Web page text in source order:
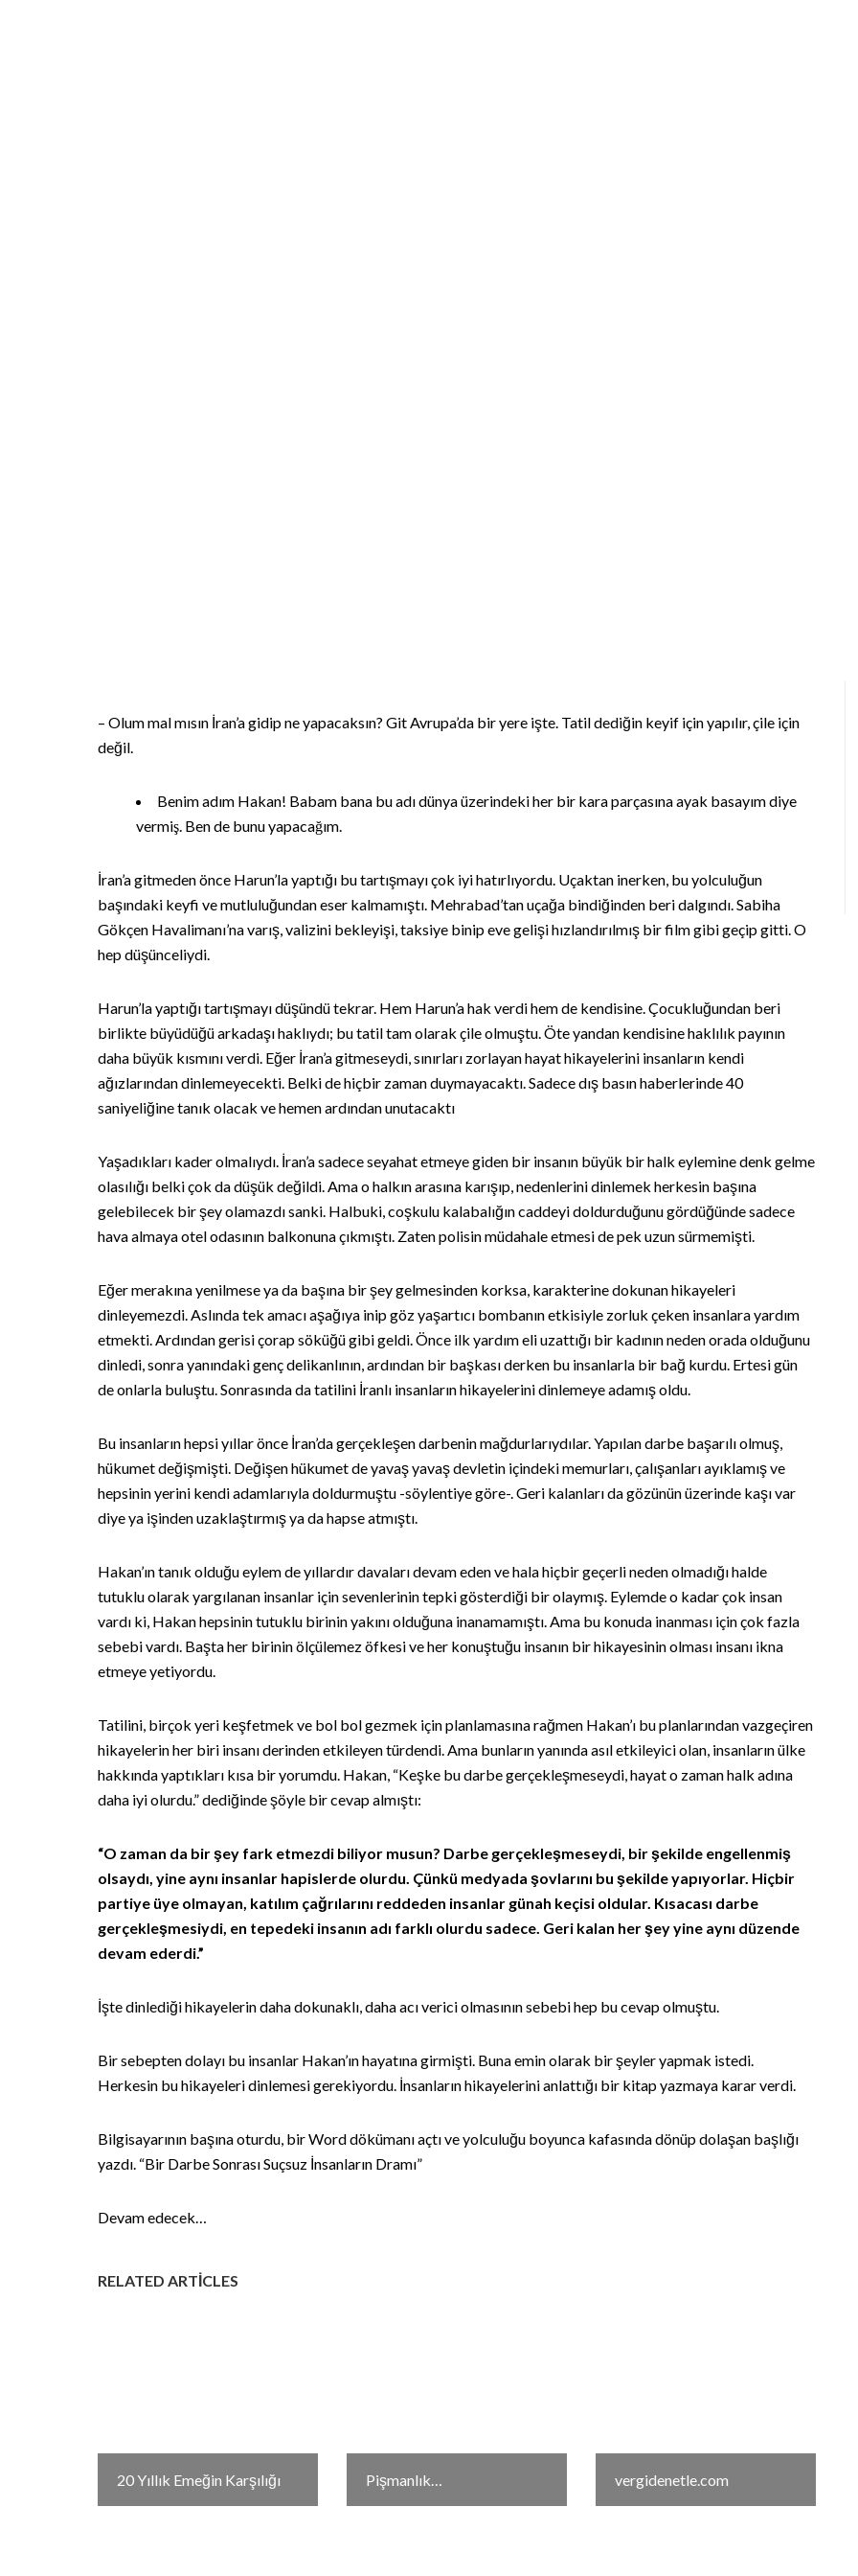
– Olum mal mısın İran’a gidip ne yapacaksın? Git Avrupa’da bir yere işte. Tatil dediğin keyif için yapılır, çile için
değil.
Benim adım Hakan! Babam bana bu adı dünya üzerindeki her bir kara parçasına ayak basayım diye
vermiş. Ben de bunu yapacağım.
İran’a gitmeden önce Harun’la yaptığı bu tartışmayı çok iyi hatırlıyordu. Uçaktan inerken, bu yolculuğun
başındaki keyfi ve mutluluğundan eser kalmamıştı. Mehrabad’tan uçağa bindiğinden beri dalgındı. Sabiha
Gökçen Havalimanı’na varış, valizini bekleyişi, taksiye binip eve gelişi hızlandırılmış bir film gibi geçip gitti. O
hep düşünceliydi.
Harun’la yaptığı tartışmayı düşündü tekrar. Hem Harun’a hak verdi hem de kendisine. Çocukluğundan beri
birlikte büyüdüğü arkadaşı haklıydı; bu tatil tam olarak çile olmuştu. Öte yandan kendisine haklılık payının
daha büyük kısmını verdi. Eğer İran’a gitmeseydi, sınırları zorlayan hayat hikayelerini insanların kendi
ağızlarından dinlemeyecekti. Belki de hiçbir zaman duymayacaktı. Sadece dış basın haberlerinde 40
saniyeliğine tanık olacak ve hemen ardından unutacaktı
Yaşadıkları kader olmalıydı. İran’a sadece seyahat etmeye giden bir insanın büyük bir halk eylemine denk gelme
olasılığı belki çok da düşük değildi. Ama o halkın arasına karışıp, nedenlerini dinlemek herkesin başına
gelebilecek bir şey olamazdı sanki. Halbuki, coşkulu kalabalığın caddeyi doldurduğunu gördüğünde sadece
hava almaya otel odasının balkonuna çıkmıştı. Zaten polisin müdahale etmesi de pek uzun sürmemişti.
Eğer merakına yenilmese ya da başına bir şey gelmesinden korksa, karakterine dokunan hikayeleri
dinleyemezdi. Aslında tek amacı aşağıya inip göz yaşartıcı bombanın etkisiyle zorluk çeken insanlara yardım
etmekti. Ardından gerisi çorap söküğü gibi geldi. Önce ilk yardım eli uzattığı bir kadının neden orada olduğunu
dinledi, sonra yanındaki genç delikanlının, ardından bir başkası derken bu insanlarla bir bağ kurdu. Ertesi gün
de onlarla buluştu. Sonrasında da tatilini İranlı insanların hikayelerini dinlemeye adamış oldu.
Bu insanların hepsi yıllar önce İran’da gerçekleşen darbenin mağdurlarıydılar. Yapılan darbe başarılı olmuş,
hükumet değişmişti. Değişen hükumet de yavaş yavaş devletin içindeki memurları, çalışanları ayıklamış ve
hepsinin yerini kendi adamlarıyla doldurmuştu -söylentiye göre-. Geri kalanları da gözünün üzerinde kaşı var
diye ya işinden uzaklaştırmış ya da hapse atmıştı.
Hakan’ın tanık olduğu eylem de yıllardır davaları devam eden ve hala hiçbir geçerli neden olmadığı halde
tutuklu olarak yargılanan insanlar için sevenlerinin tepki gösterdiği bir olaymış. Eylemde o kadar çok insan
vardı ki, Hakan hepsinin tutuklu birinin yakını olduğuna inanamamıştı. Ama bu konuda inanması için çok fazla
sebebi vardı. Başta her birinin ölçülemez öfkesi ve her konuştuğu insanın bir hikayesinin olması insanı ikna
etmeye yetiyordu.
Tatilini, birçok yeri keşfetmek ve bol bol gezmek için planlamasına rağmen Hakan’ı bu planlarından vazgeçiren
hikayelerin her biri insanı derinden etkileyen türdendi. Ama bunların yanında asıl etkileyici olan, insanların ülke
hakkında yaptıkları kısa bir yorumdu. Hakan, “Keşke bu darbe gerçekleşmeseydi, hayat o zaman halk adına
daha iyi olurdu.” dediğinde şöyle bir cevap almıştı:
“O zaman da bir şey fark etmezdi biliyor musun? Darbe gerçekleşmeseydi, bir şekilde engellenmiş
olsaydı, yine aynı insanlar hapislerde olurdu. Çünkü medyada şovlarını bu şekilde yapıyorlar. Hiçbir
partiye üye olmayan, katılım çağrılarını reddeden insanlar günah keçisi oldular. Kısacası darbe
gerçekleşmesiydi, en tepedeki insanın adı farklı olurdu sadece. Geri kalan her şey yine aynı düzende
devam ederdi.”
İşte dinlediği hikayelerin daha dokunaklı, daha acı verici olmasının sebebi hep bu cevap olmuştu.
Bir sebepten dolayı bu insanlar Hakan’ın hayatına girmişti. Buna emin olarak bir şeyler yapmak istedi.
Herkesin bu hikayeleri dinlemesi gerekiyordu. İnsanların hikayelerini anlattığı bir kitap yazmaya karar verdi.
Bilgisayarının başına oturdu, bir Word dökümanı açtı ve yolculuğu boyunca kafasında dönüp dolaşan başlığı
yazdı. “Bir Darbe Sonrası Suçsuz İnsanların Dramı”
Devam edecek…
RELATED ARTICLES
20 Yıllık Emeğin Karşılığı Pişmanlık… vergidenetle.com